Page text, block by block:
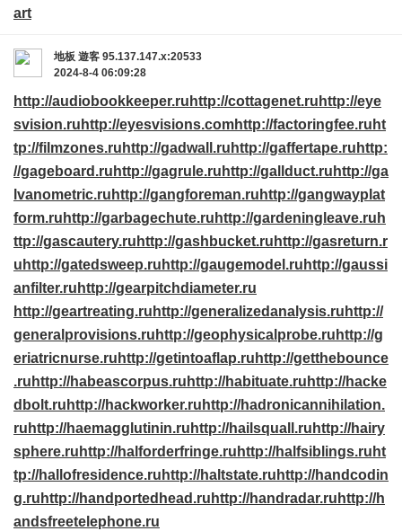
art
地板 遊客 95.137.147.x:20533
2024-8-4 06:09:28
http://audiobookkeeper.ru http://cottagenet.ru http://eye
svision.ru http://eyesvisions.comhttp://factoringfee.ru ht
tp://filmzones.ru http://gadwall.ru http://gaffertape.ru http:
//gageboard.ru http://gagrule.ru http://gallduct.ru http://ga
lvanometric.ru http://gangforeman.ru http://gangwayplat
form.ru http://garbagechute.ru http://gardeningleave.ru h
ttp://gascautery.ru http://gashbucket.ru http://gasreturn.r
u http://gatedsweep.ru http://gaugemodel.ru http://gaussi
anfilter.ru http://gearpitchdiameter.ru
http://geartreating.ru http://generalizedanalysis.ru http://
generalprovisions.ru http://geophysicalprobe.ru http://g
eriatricnurse.ru http://getintoaflap.ru http://getthebounce
.ru http://habeascorpus.ru http://habituate.ru http://hacke
dbolt.ru http://hackworker.ru http://hadronicannihilation.
ru http://haemagglutinin.ru http://hailsquall.ru http://hairy
sphere.ru http://halforderfringe.ru http://halfsiblings.ru ht
tp://hallofresidence.ru http://haltstate.ru http://handcodin
g.ru http://handportedhead.ru http://handradar.ru http://h
andsfreetelephone.ru